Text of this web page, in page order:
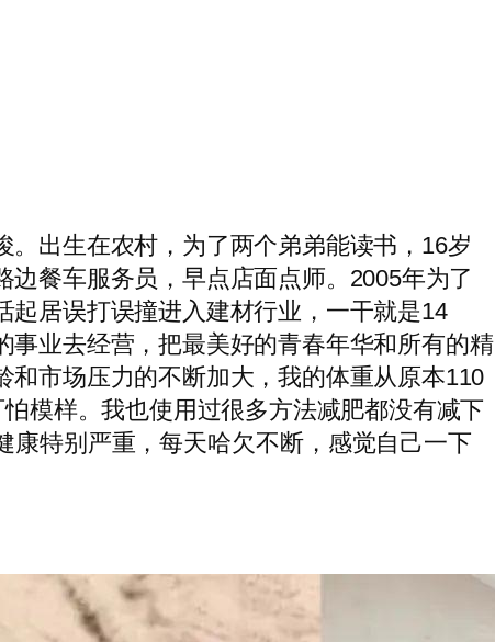
。出生在农村，为了两个弟弟能读书，16岁
边餐车服务员，早点店面点师。2005年为了
起居误打误撞进入建材行业，一干就是14
事业去经营，把最美好的青春年华和所有的精
和市场压力的不断加大，我的体重从原本110
模样。我也使用过很多方法减肥都没有减下
康特别严重，每天哈欠不断，感觉自己一下